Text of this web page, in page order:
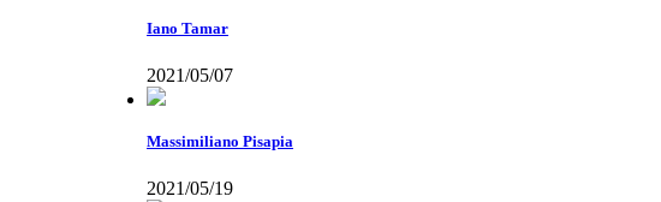
Iano Tamar
2021/05/07
Massimiliano Pisapia
2021/05/19